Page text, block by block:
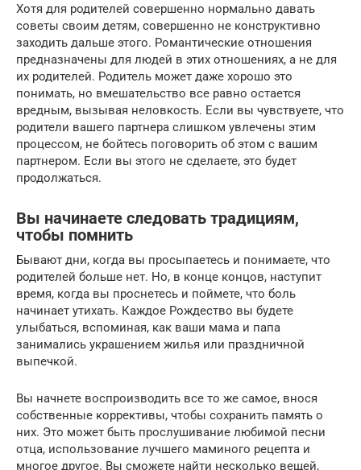
Хотя для родителей совершенно нормально давать
советы своим детям, совершенно не конструктивно
заходить дальше этого. Романтические отношения
предназначены для людей в этих отношениях, а не для
их родителей. Родитель может даже хорошо это
понимать, но вмешательство все равно остается
вредным, вызывая неловкость. Если вы чувствуете, что
родители вашего партнера слишком увлечены этим
процессом, не бойтесь поговорить об этом с вашим
партнером. Если вы этого не сделаете, это будет
продолжаться.
Вы начинаете следовать традициям,
чтобы помнить
Бывают дни, когда вы просыпаетесь и понимаете, что
родителей больше нет. Но, в конце концов, наступит
время, когда вы проснетесь и поймете, что боль
начинает утихать. Каждое Рождество вы будете
улыбаться, вспоминая, как ваши мама и папа
занимались украшением жилья или праздничной
выпечкой.
Вы начнете воспроизводить все то же самое, внося
собственные коррективы, чтобы сохранить память о
них. Это может быть прослушивание любимой песни
отца, использование лучшего маминого рецепта и
многое другое. Вы сможете найти несколько вещей,